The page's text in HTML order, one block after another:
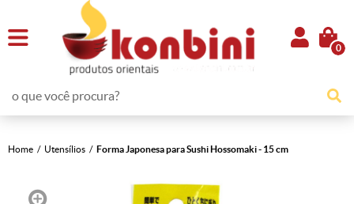
0
Home Utensílios Forma Japonesa para Sushi Hossomaki - 15 cm